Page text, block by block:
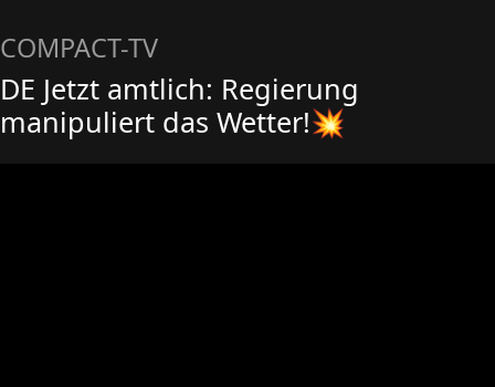
COMPACT-TV
DE Jetzt amtlich: Regierung
manipuliert das Wetter!💥